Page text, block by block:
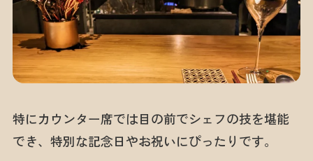
特にカウンター席では目の前でシェフの技を堪能
でき、特別な記念日やお祝いにぴったりです。